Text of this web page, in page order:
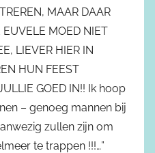
MAAR DAAR
MOED NIET
LIEVER HIER IN
HUN FEEST
GOED IN!! Ik hoop
– genoeg mannen bij
zullen zijn om
te trappen !!!…”